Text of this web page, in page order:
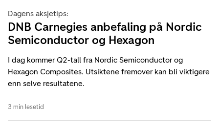
Dagens aksjetips:
DNB Carnegies anbefaling på Nordic
Semiconductor og Hexagon
I dag kommer Q2-tall fra Nordic Semiconductor og
Hexagon Composites. Utsiktene fremover kan bli viktigere
enn selve resultatene.
3 min lesetid